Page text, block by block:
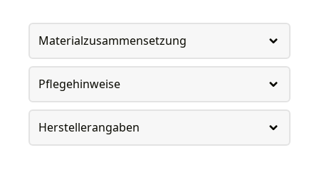
Materialzusammensetzung
Pflegehinweise
Herstellerangaben